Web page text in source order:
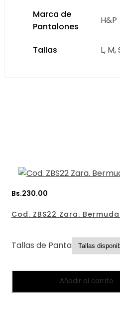
Marca de
Pantalones
H&P
Tallas L, M,
Bs.230.00
Cod. ZBS22 Zara.
Tallas de Pantalones:
Añadir al carrito